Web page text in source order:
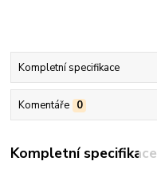
Kompletní specifikace
Komentáře 0
Kompletní specifikace